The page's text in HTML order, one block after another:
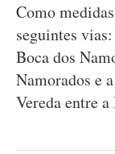
Como
seguintes
Boca dos
Namorados e
Vereda entre